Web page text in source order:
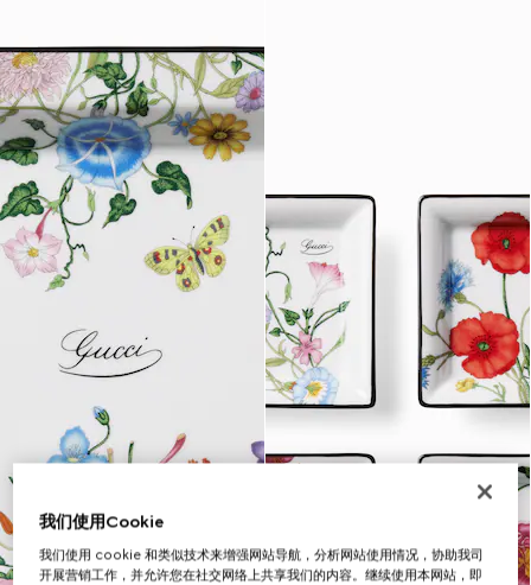
我们使用Cookie
我们使用 cookie 和类似技术来增强网站导航，分析网站使用情况，协助我司
开展营销工作，并允许您在社交网络上共享我们的内容。继续使用本网站，即